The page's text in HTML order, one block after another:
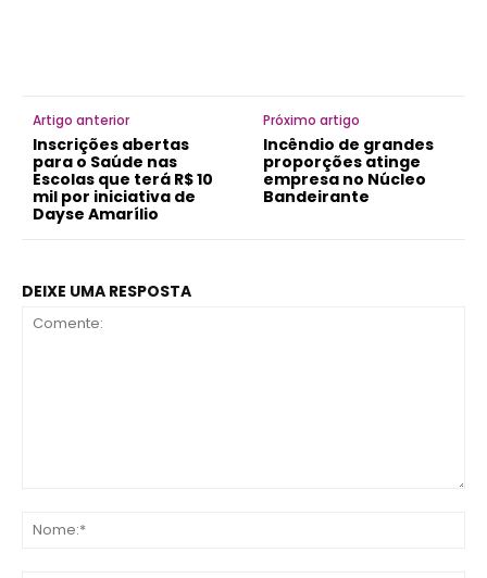
Artigo anterior
Inscrições abertas
para o Saúde nas
Escolas que terá R$ 10
mil por iniciativa de
Dayse Amarílio
Próximo artigo
Incêndio de grandes
proporções atinge
empresa no Núcleo
Bandeirante
DEIXE UMA RESPOSTA